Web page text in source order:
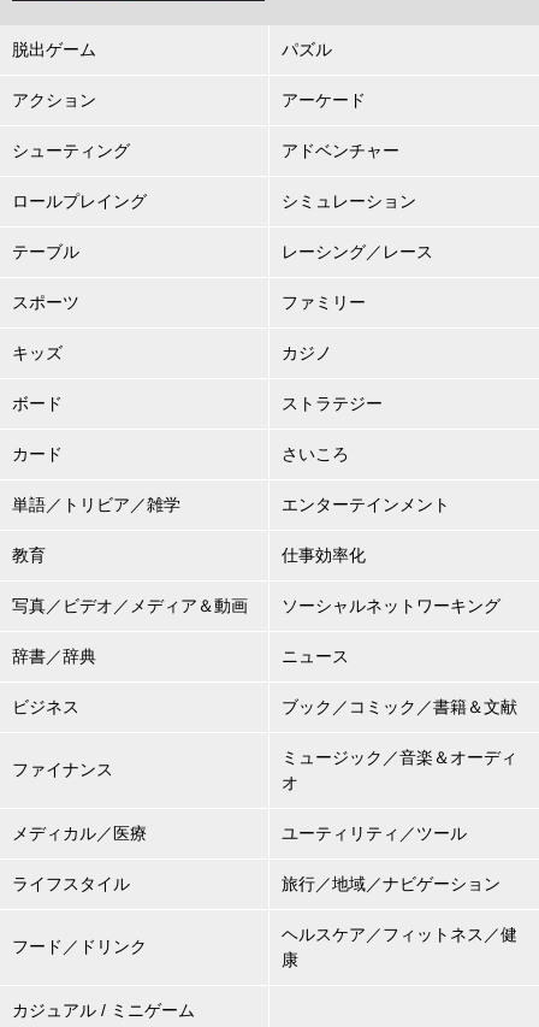
脱出ゲーム パズル
アクション アーケード
シューティング アドベンチャー
ロールプレイング シミュレーション
テーブル レーシング／レース
スポーツ ファミリー
キッズ カジノ
ボード ストラテジー
カード さいころ
単語／トリビア／雑学 エンターテインメント
教育 仕事効率化
写真／ビデオ／メディア＆動画 ソーシャルネットワーキング
辞書／辞典 ニュース
ビジネス ブック／コミック／書籍＆文献
ファイナンス
ミュージック／音楽＆オーディ
オ
メディカル／医療 ユーティリティ／ツール
ライフスタイル 旅行／地域／ナビゲーション
フード／ドリンク
ヘルスケア／フィットネス／健
康
カジュアル / ミニゲーム